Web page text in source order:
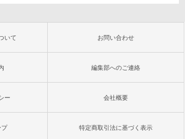
いて お問い合わせ
編集部へのご連絡
ー 会社概要
プ 特定商取引法に基づく表示